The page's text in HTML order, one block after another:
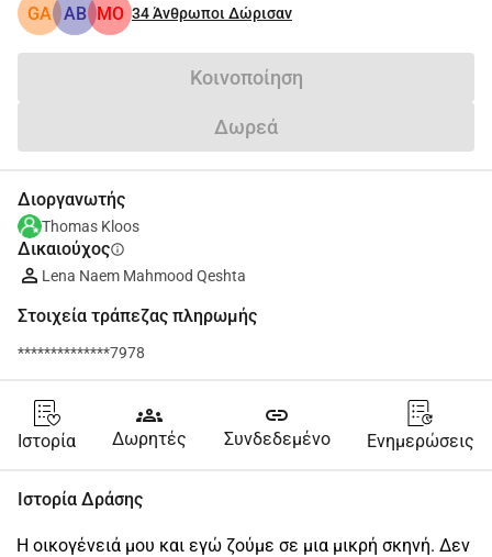
GA AB MO 34Άνθρωποι Δώρισαν
Κοινοποίηση
Δωρεά
Διοργανωτής
Thomas Kloos
Δικαιούχοςinfo
Lena Naem Mahmood Qeshta
Στοιχεία τράπεζας πληρωμής
**************7978
Ιστορία
groups
Δωρητές
link
Συνδεδεμένο Ενημερώσεις
Ιστορία Δράσης
Η οικογένειά μου και εγώ ζούμε σε μια μικρή σκηνή. Δεν